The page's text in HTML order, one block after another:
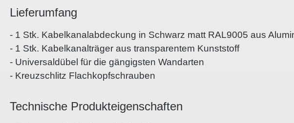
Lieferumfang
- 1 Stk. Kabelkanalabdeckung in Schwarz matt RAL9005 aus
- 1 Stk. Kabelkanalträger aus transparentem Kunststoff
- Universaldübel für die gängigsten Wandarten
- Kreuzschlitz Flachkopfschrauben
Technische Produkteigenschaften